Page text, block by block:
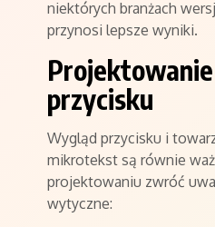
niektórych branżach
przynosi lepsze wyniki.
przycisku
Wygląd przycisku i
mikrotekst są równie
projektowaniu zwróć
wytyczne: